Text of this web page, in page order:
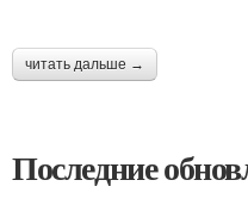
читать дальше →
Последние